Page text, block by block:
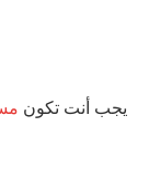
يجب أنت تكون